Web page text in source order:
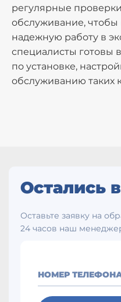
регулярные
обслуживание, чтобы
надежную работу в
специалисты готовы
по установке,
обслуживанию таких
Остались
Оставьте заявку на
24 часов наш
НОМЕР